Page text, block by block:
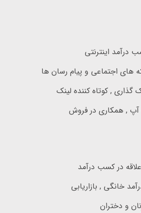
درآمد اینترنتی
های اجتماعی و پیام رسان ها
گذاری , کوتاه کننده لینک
آپ , همکاری در فروش
در کسب درآمد
خانگی , بازاریابی
و دختران